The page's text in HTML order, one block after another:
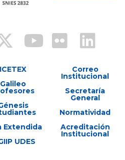
ICETEX
Galileo
Extendida
UDES
Correo
Institucional
Secretaría
General
Normatividad
Acreditación
Institucional